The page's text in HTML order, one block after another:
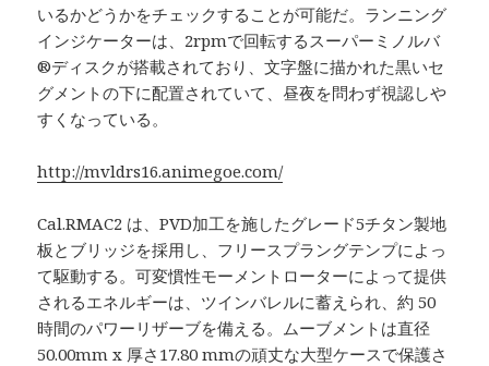
いるかどうかをチェックすることが可能だ。ランニング
インジケーターは、2rpmで回転するスーパーミノルバ
®ディスクが搭載されており、文字盤に描かれた黒いセ
グメントの下に配置されていて、昼夜を問わず視認しや
すくなっている。
http://mvldrs16.animegoe.com/
Cal.RMAC2 は、PVD加工を施したグレード5チタン製地
板とブリッジを採用し、フリースプラングテンプによっ
て駆動する。可変慣性モーメントローターによって提供
されるエネルギーは、ツインバレルに蓄えられ、約 50
時間のパワーリザーブを備える。ムーブメントは直径
50.00mm x 厚さ17.80 mmの頑丈な大型ケースで保護さ